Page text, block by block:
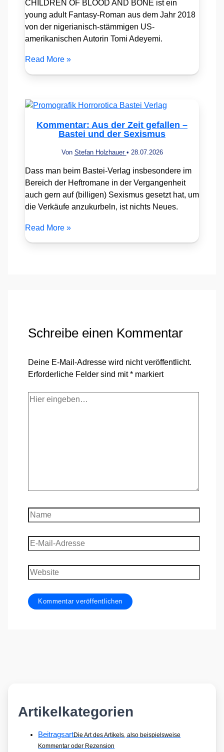
CHILDREN OF BLOOD AND BONE ist ein
young adult Fantasy-Roman aus dem Jahr 2018
von der nigerianisch-stämmigen US-
amerikanischen Autorin Tomi Adeyemi.
Read More »
Kommentar: Aus der Zeit gefallen –
Bastei und der Sexismus
Von Stefan Holzhauer • 28.07.2026
Dass man beim Bastei-Verlag insbesondere im
Bereich der Heftromane in der Vergangenheit
auch gern auf (billigen) Sexismus gesetzt hat, um
die Verkäufe anzukurbeln, ist nichts Neues.
Read More »
Schreibe einen Kommentar
Deine E-Mail-Adresse wird nicht veröffentlicht.
Erforderliche Felder sind mit* markiert
Hier
Name
E-
Mail-
Adresse
Website
Artikelkategorien
BeitragsartDie Art des Artikels, also beispielsweise
Kommentar oder Rezension